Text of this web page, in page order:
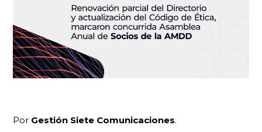
Por Gestión Siete Comunicaciones.